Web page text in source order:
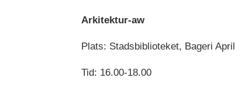
Arkitektur-aw
Plats: Stadsbiblioteket, Bageri April
Tid: 16.00-18.00